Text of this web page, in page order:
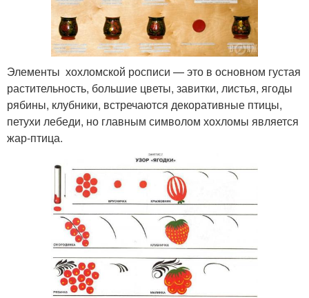
Элементы хохломской росписи — это в основном густая
растительность, большие цветы, завитки, листья, ягоды
рябины, клубники, встречаются декоративные птицы,
петухи лебеди, но главным символом хохломы является
жар-птица.